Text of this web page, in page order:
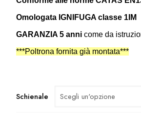
Omologata IGNIFUGA classe 1IM
GARANZIA 5 anni come da
***Poltrona fornita già montata***
Schienale